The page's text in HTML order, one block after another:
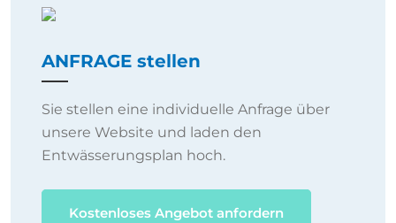
ANFRAGE stellen
Sie stellen eine individuelle Anfrage über
unsere Website und laden den
Entwässerungsplan hoch.
Kostenloses Angebot anfordern